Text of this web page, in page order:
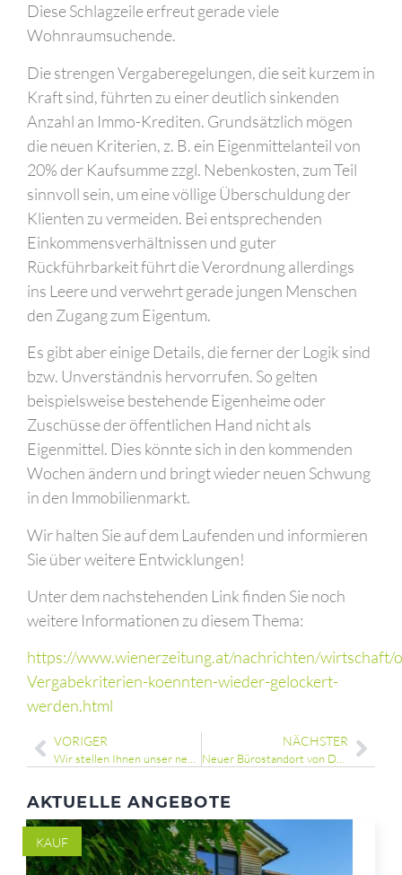
Diese Schlagzeile erfreut gerade viele
Wohnraumsuchende.
Die strengen Vergaberegelungen, die seit kurzem in
Kraft sind, führten zu einer deutlich sinkenden
Anzahl an Immo-Krediten. Grundsätzlich mögen
die neuen Kriterien, z. B. ein Eigenmittelanteil von
20% der Kaufsumme zzgl. Nebenkosten, zum Teil
sinnvoll sein, um eine völlige Überschuldung der
Klienten zu vermeiden. Bei entsprechenden
Einkommensverhältnissen und guter
Rückführbarkeit führt die Verordnung allerdings
ins Leere und verwehrt gerade jungen Menschen
den Zugang zum Eigentum.
Es gibt aber einige Details, die ferner der Logik sind
bzw. Unverständnis hervorrufen. So gelten
beispielsweise bestehende Eigenheime oder
Zuschüsse der öffentlichen Hand nicht als
Eigenmittel. Dies könnte sich in den kommenden
Wochen ändern und bringt wieder neuen Schwung
in den Immobilienmarkt.
Wir halten Sie auf dem Laufenden und informieren
Sie über weitere Entwicklungen!
Unter dem nachstehenden Link finden Sie noch
weitere Informationen zu diesem Thema:
https://www.wienerzeitung.at/nachrichten/wirtschaft/
Vergabekriterien-koennten-wieder-gelockert-
werden.html
VORIGER NÄCHSTER
AKTUELLE ANGEBOTE
KAUF